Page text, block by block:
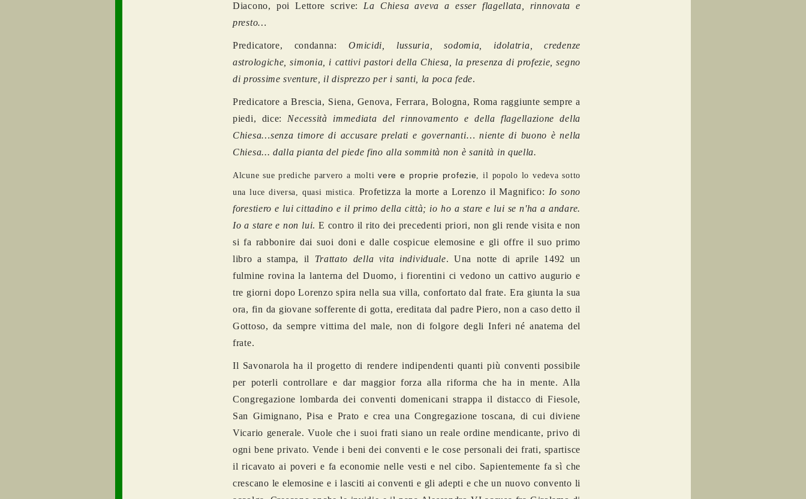
Diacono, poi Lettore scrive: La Chiesa aveva a esser flagellata, rinnovata e
presto…
Predicatore, condanna:Omicidi, lussuria, sodomia, idolatria, credenze
astrologiche, simonia, i cattivi pastori della Chiesa, la presenza di profezie, segno
di prossime sventure, il disprezzo per i santi, la poca fede.
Predicatore a Brescia, Siena, Genova, Ferrara, Bologna, Roma raggiunte sempre a
piedi, dice: Necessità immediata del rinnovamento e della flagellazione della
Chiesa…senza timore di accusare prelati e governanti… niente di buono è nella
Chiesa... dalla pianta del piede fino alla sommità non è sanità in quella.
Alcune sue prediche parvero a moltivere e proprie profezie, il popolo lo vedeva sotto
una luce diversa, quasi mistica. Profetizza la morte a Lorenzo il Magnifico: Io sono
forestiero e lui cittadino e il primo della città; io ho a stare e lui se n'ha a andare.
Io a stare e non lui. E contro il rito dei precedenti priori, non gli rende visita e non
si fa rabbonire dai suoi doni e dalle cospicue elemosine e gli offre il suo primo
libro a stampa, il Trattato della vita individuale. Una notte di aprile 1492 un
fulmine rovina la lanterna del Duomo, i fiorentini ci vedono un cattivo augurio e
tre giorni dopo Lorenzo spira nella sua villa, confortato dal frate. Era giunta la sua
ora, fin da giovane sofferente di gotta, ereditata dal padre Piero, non a caso detto il
Gottoso, da sempre vittima del male, non di folgore degli Inferi né anatema del
frate.
Il Savonarola ha il progetto di rendere indipendenti quanti più conventi possibile
per poterli controllare e dar maggior forza alla riforma che ha in mente. Alla
Congregazione lombarda dei conventi domenicani strappa il distacco di Fiesole,
San Gimignano, Pisa e Prato e crea una Congregazione toscana, di cui diviene
Vicario generale. Vuole che i suoi frati siano un reale ordine mendicante, privo di
ogni bene privato. Vende i beni dei conventi e le cose personali dei frati, spartisce
il ricavato ai poveri e fa economie nelle vesti e nel cibo. Sapientemente fa sì che
crescano le elemosine e i lasciti ai conventi e gli adepti e che un nuovo convento li